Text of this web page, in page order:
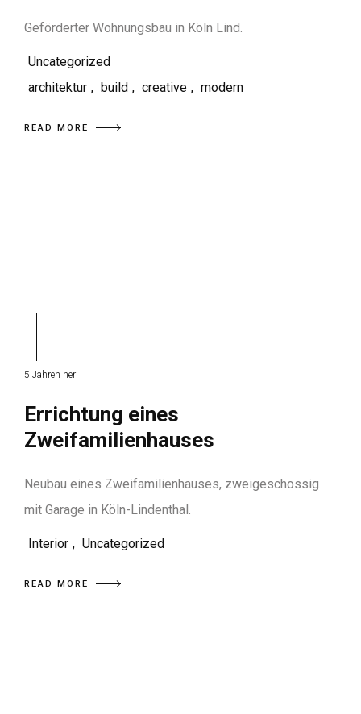
Geförderter Wohnungsbau in Köln Lind.
Uncategorized
architektur , build , creative , modern
READ MORE
5 Jahren her
Errichtung eines
Zweifamilienhauses
Neubau eines Zweifamilienhauses, zweigeschossig
mit Garage in Köln-Lindenthal.
Interior , Uncategorized
READ MORE